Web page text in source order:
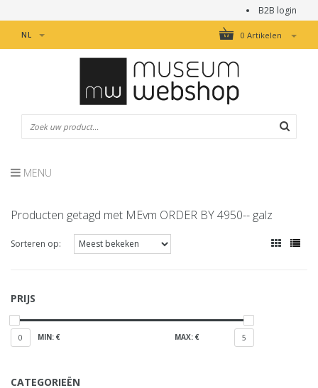
B2B login
0 Artikelen
NL
MENU
Producten getagd met MEvm ORDER BY 4950-- galz
Sorteren op:
PRIJS
0 MIN: € MAX: € 5
CATEGORIEËN